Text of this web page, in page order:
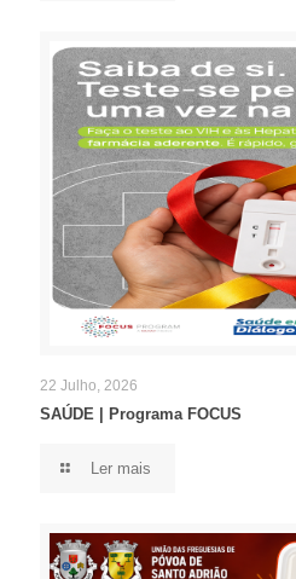
22 Julho, 2026
SAÚDE | Programa FOCUS
Ler mais